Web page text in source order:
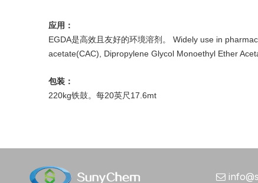
应用：
EGDA是高效且友好的环境溶剂。 Widely use in
acetate(CAC), Dipropylene Glycol Monoethyl Ether
包装：
220kg铁鼓。每20英尺17.6mt
